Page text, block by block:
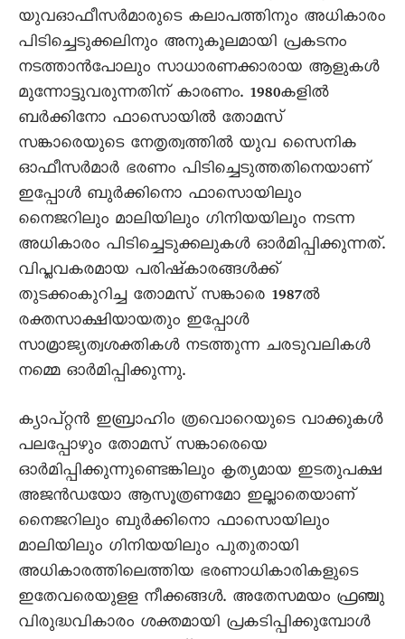
യുവഓഫീസർമാരുടെ കലാപത്തിനും അധികാരം
പിടിച്ചെടുക്കലിനും അനുകൂലമായി പ്രകടനം
നടത്താൻപോലും സാധാരണക്കാരായ ആളുകൾ
മുന്നോട്ടുവരുന്നതിന് കാരണം. 1980കളിൽ
ബർക്കിനോ ഫാസൊയിൽ തോമസ്
സങ്കാരെയുടെ നേതൃത്വത്തിൽ യുവ സെെനിക
ഓഫീസർമാർ ഭരണം പിടിച്ചെടുത്തതിനെയാണ്
ഇപ്പോൾ ബുർക്കിനൊ ഫാസൊയിലും
നെെജറിലും മാലിയിലും ഗിനിയയിലും നടന്ന
അധികാരം പിടിച്ചെടുക്കലുകൾ ഓർമിപ്പിക്കുന്നത്.
വിപ്ലവകരമായ പരിഷ്കാരങ്ങൾക്ക്
തുടക്കംകുറിച്ച തോമസ് സങ്കാരെ 1987ൽ
രക്തസാക്ഷിയായതും ഇപ്പോൾ
സാമ്രാജ്യത്വശക്തികൾ നടത്തുന്ന ചരടുവലികൾ
നമ്മെ ഓർമിപ്പിക്കുന്നു.
ക്യാപ്റ്റൻ ഇബ്രാഹിം ത്രവൊറെയുടെ വാക്കുകൾ
പലപ്പോഴും തോമസ് സങ്കാരെയെ
ഓർമിപ്പിക്കുന്നുണ്ടെങ്കിലും കൃത്യമായ ഇടതുപക്ഷ
അജൻഡയോ ആസൂത്രണമോ ഇല്ലാതെയാണ്
നെെജറിലും ബുർക്കിനൊ ഫാസൊയിലും
മാലിയിലും ഗിനിയയിലും പുതുതായി
അധികാരത്തിലെത്തിയ ഭരണാധികാരികളുടെ
ഇതേവരെയുളള നീക്കങ്ങൾ. അതേസമയം ഫ്രഞ്ചു
വിരുദ്ധവികാരം ശക്തമായി പ്രകടിപ്പിക്കുമ്പോൾ